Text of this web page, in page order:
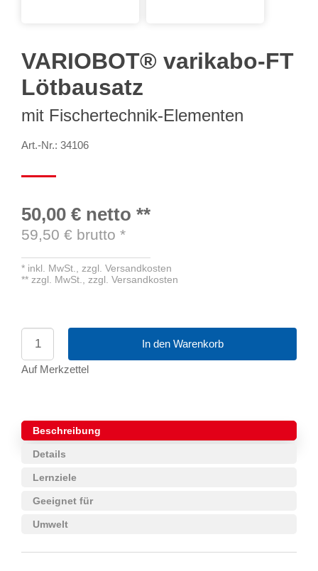
VARIOBOT® varikabo-FT
Lötbausatz
mit Fischertechnik-Elementen
Art.-Nr.: 34106
50,00 € netto **
59,50 € brutto *
* inkl. MwSt., zzgl. Versandkosten
** zzgl. MwSt., zzgl. Versandkosten
In den Warenkorb
Auf Merkzettel
Beschreibung
Details
Lernziele
Geeignet für
Umwelt